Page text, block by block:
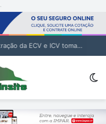
Novos Conselhos de Administração da ECV e ICV tomam posse para reforçar gestão das infraestruturas